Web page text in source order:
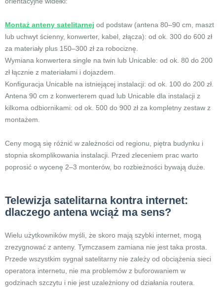
Montaż anteny satelitarnej od podstaw (antena 80–90 cm, maszt
lub uchwyt ścienny, konwerter, kabel, złącza): od ok. 300 do 600 zł
za materiały plus 150–300 zł za robociznę.
Wymiana konwertera single na twin lub Unicable: od ok. 80 do 200
zł łącznie z materiałami i dojazdem.
Konfiguracja Unicable na istniejącej instalacji: od ok. 100 do 200 zł.
Antena 90 cm z konwerterem quad lub Unicable dla instalacji z
kilkoma odbiornikami: od ok. 500 do 900 zł za kompletny zestaw z
montażem.
Ceny mogą się różnić w zależności od regionu, piętra budynku i
stopnia skomplikowania instalacji. Przed zleceniem prac warto
poprosić o wycenę 2–3 monterów, bo rozbieżności bywają duże.
Telewizja satelitarna kontra internet:
dlaczego antena wciąż ma sens?
Wielu użytkowników myśli, że skoro mają szybki internet, mogą
zrezygnować z anteny. Tymczasem zamiana nie jest taka prosta.
Przede wszystkim sygnał satelitarny nie zależy od obciążenia sieci
operatora internetu, nie ma problemów z buforowaniem w
godzinach szczytu i nie jest uzależniony od działania routera.